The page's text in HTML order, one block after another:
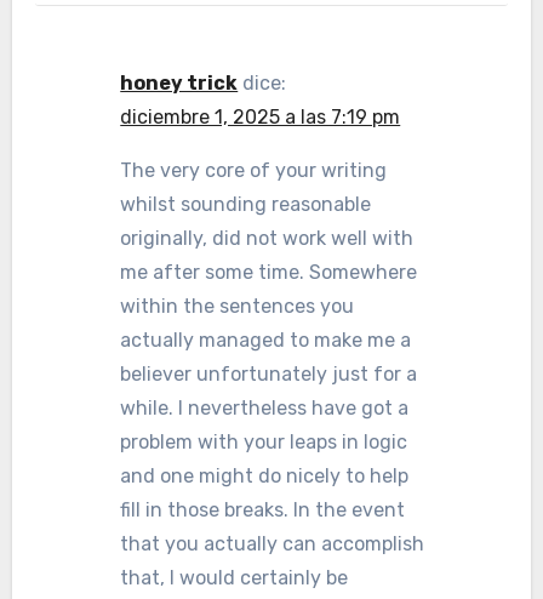
honey trick dice:
diciembre 1, 2025 a las 7:19 pm
The very core of your writing
whilst sounding reasonable
originally, did not work well with
me after some time. Somewhere
within the sentences you
actually managed to make me a
believer unfortunately just for a
while. I nevertheless have got a
problem with your leaps in logic
and one might do nicely to help
fill in those breaks. In the event
that you actually can accomplish
that, I would certainly be